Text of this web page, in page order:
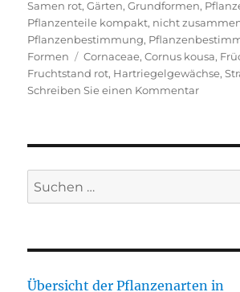
am
Samen rot,Gärten,Grundformen,
Pflanzenteile kompakt, nicht
Pflanzenbestimmung,
Formen
Schlagwörter
Cornaceae,Cornus kousa,
Fruchtstand rot, Hartriegelgewächse,
Schreiben Sie einen Kommentarzu
Suche
nach:
Übersicht der Pflanzenarten in